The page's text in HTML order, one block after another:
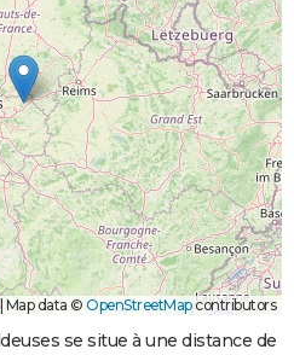
Map data © OpenStreetMapcontributors
se situe à une distance de